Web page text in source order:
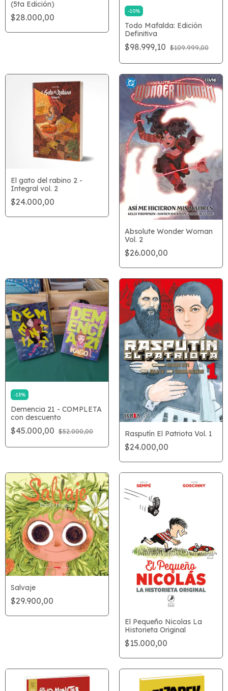
(5ta Edición)
$28.000,00
-10%
Todo Mafalda: Edición
Definitiva
$98.999,10 $109.999,00
El gato del rabino 2 -
Integral vol. 2
$24.000,00
Absolute Wonder Woman
Vol. 2
$26.000,00
-13%
Demencia 21 - COMPLETA
con descuento
$45.000,00 $52.000,00 Rasputín El Patriota Vol. 1
$24.000,00
Salvaje
$29.900,00
El Pequeño Nicolas La
Historieta Original
$15.000,00